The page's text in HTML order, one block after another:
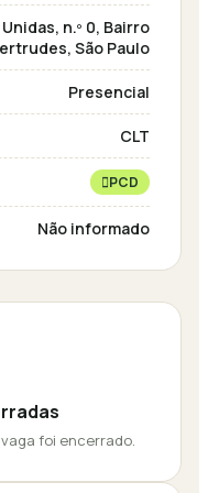
n.º 0, Bairro
São Paulo
Presencial
CLT
PCD
Não informado
foi encerrado.